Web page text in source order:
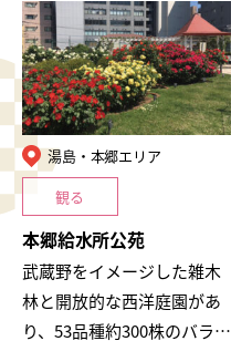
院」と改号。春日局の墓石
の四方と台石には穴があ
り、「願いが通…
湯島・本郷エリア
観る
本郷給水所公苑
武蔵野をイメージした雑木
林と開放的な西洋庭園があ
り、53品種約300株のバラが